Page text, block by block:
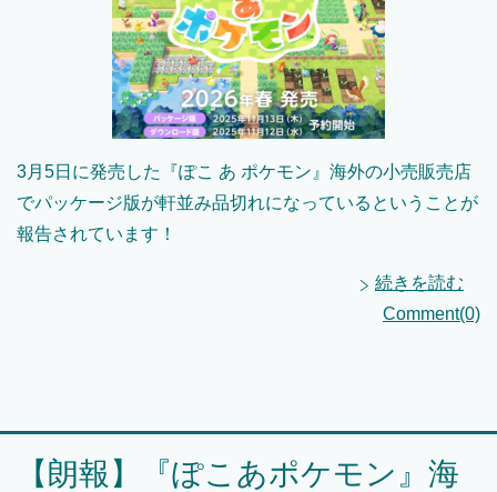
3月5日に発売した『ぽこ あ ポケモン』海外の小売販売店
でパッケージ版が軒並み品切れになっているということが
報告されています！
続きを読む
Comment(0)
【朗報】『ぽこあポケモン』海